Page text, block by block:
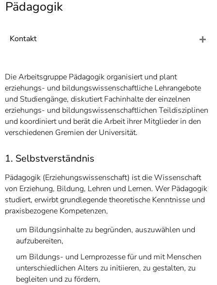
Pädagogik
Kontakt
Die Arbeitsgruppe Pädagogik organisiert und plant
erziehungs- und bildungswissenschaftliche Lehrangebote
und Studiengänge, diskutiert Fachinhalte der einzelnen
erziehungs- und bildungswissenschaftlichen Teildisziplinen
und koordiniert und berät die Arbeit ihrer Mitglieder in den
verschiedenen Gremien der Universität.
1. Selbstverständnis
Pädagogik (Erziehungswissenschaft) ist die Wissenschaft
von Erziehung, Bildung, Lehren und Lernen. Wer Pädagogik
studiert, erwirbt grundlegende theoretische Kenntnisse und
praxisbezogene Kompetenzen,
um Bildungsinhalte zu begründen, auszuwählen und
aufzubereiten,
um Bildungs- und Lernprozesse für und mit Menschen
unterschiedlichen Alters zu initiieren, zu gestalten, zu
begleiten und zu fördern,